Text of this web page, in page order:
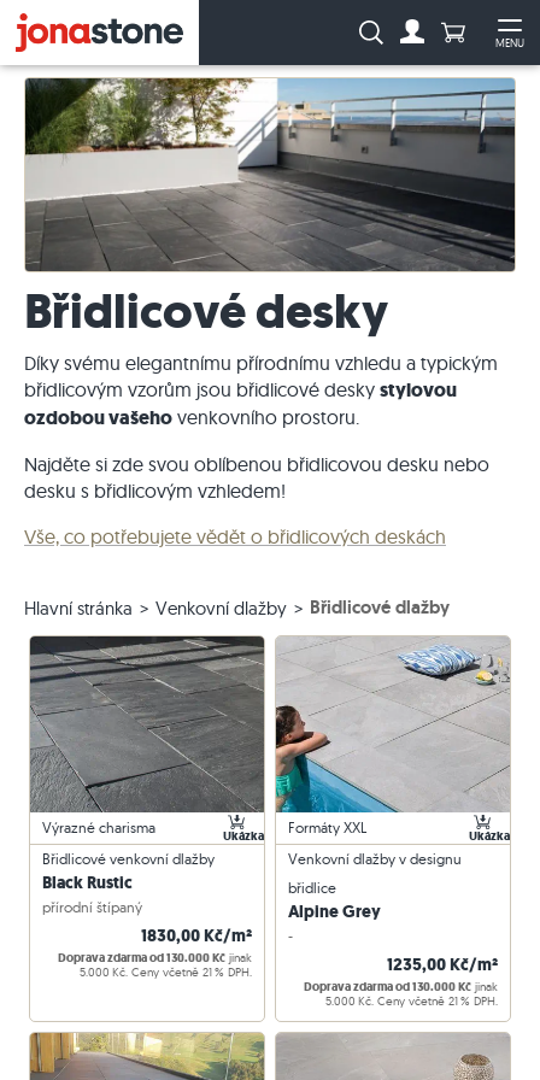
MENU
Vyhledávání:Počet
Břidlicové desky
Díky svému elegantnímu přírodnímu vzhledu a typickým
břidlicovým vzorům jsou břidlicové desky stylovou
ozdobou vašeho venkovního prostoru.
Najděte si zde svou oblíbenou břidlicovou desku nebo
desku s břidlicovým vzhledem!
Vše, co potřebujete vědět o břidlicových deskách
Hlavní stránka Venkovní dlažby Břidlicové dlažby
Břidlicové venkovní dlažby
Black Rustic
přírodní štípaný
1830,00 Kč/m²
Doprava zdarma od 130.000 Kč jinak
5.000 Kč. Ceny včetně 21 % DPH.
Výrazné charisma Ukázka
Venkovní dlažby v designu
břidlice
Alpine Grey
-
1235,00 Kč/m²
Doprava zdarma od 130.000 Kč jinak
5.000 Kč. Ceny včetně 21 % DPH.
Formáty XXL Ukázka